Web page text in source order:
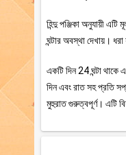
হিন্দু পঞ্জিকা অনুযায়ী
ঘন্টার অবস্থা দেখায়।
একটি দিন 24 ঘন্টা থাকে
দিন এবং রাত সহ প্রতি
মুহুরাত গুরুত্বপূর্ণ। এটি